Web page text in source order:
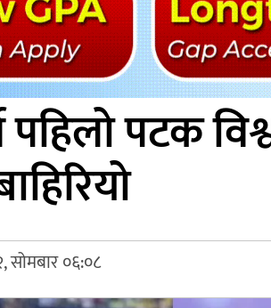
पहिलो पटक
सोमबार ०६:०८